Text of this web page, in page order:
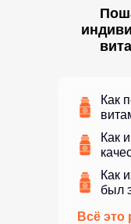
Как
был
Как
Как
Всё это